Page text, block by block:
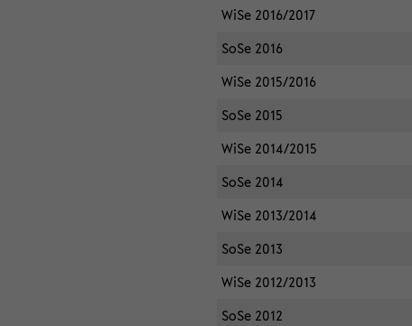
WiSe 2016/2017
SoSe 2016
WiSe 2015/2016
SoSe 2015
WiSe 2014/2015
SoSe 2014
WiSe 2013/2014
SoSe 2013
WiSe 2012/2013
SoSe 2012